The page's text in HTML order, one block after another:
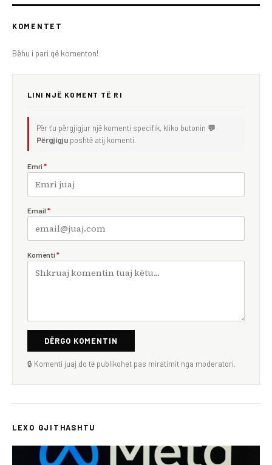
KOMENTET
Bëhu i pari që komenton!
LINI NJË KOMENT TË RI
Për t'u përgjigjur një komenti specifik, kliko butonin 💬
Përgjigju poshtë atij komenti.
Emri *
Email *
Komenti *
DËRGO KOMENTIN
🔒 Komenti juaj do të publikohet pas miratimit nga moderatori.
LEXO GJITHASHTU